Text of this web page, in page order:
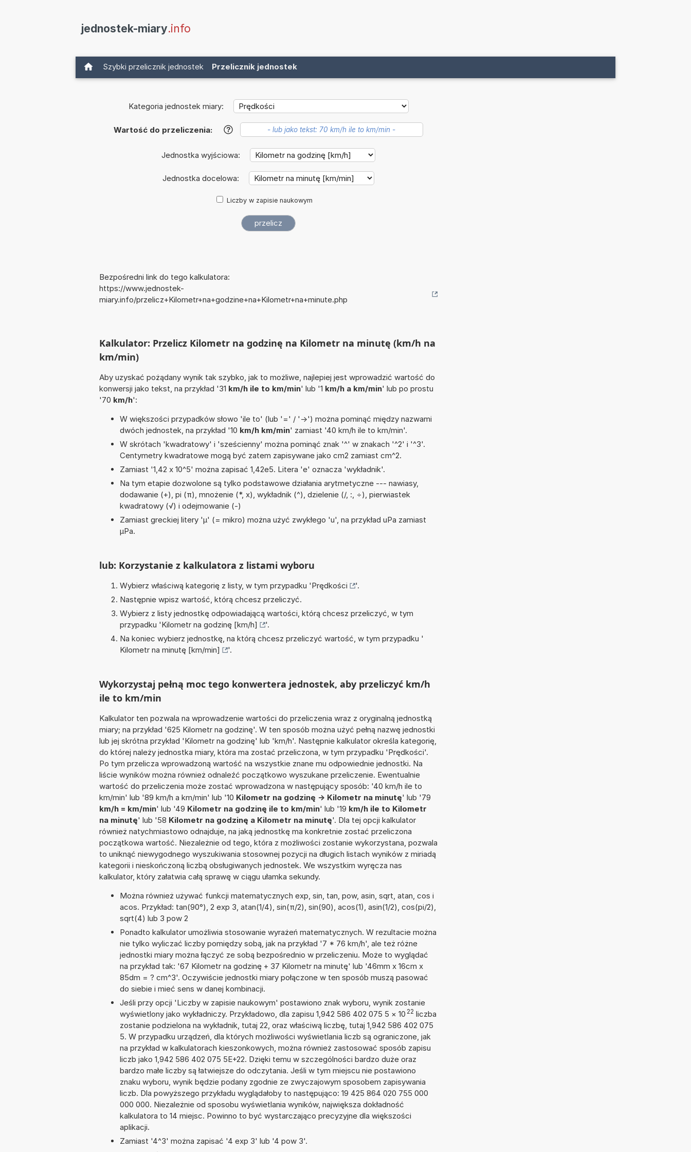
jednostek-miary.info
Szybki przelicznik jednostek Przelicznik jednostek
Kategoria jednostek miary:
Wartość do przeliczenia: ?
Jednostka wyjściowa:
Jednostka docelowa:
Liczby w zapisie naukowym
Bezpośredni link do tego kalkulatora:
https://www.jednostek-
miary.info/przelicz+Kilometr+na+godzine+na+Kilometr+na+minute.php
Kalkulator: Przelicz Kilometr na godzinę na Kilometr na minutę (km/h na
km/min)
Aby uzyskać pożądany wynik tak szybko, jak to możliwe, najlepiej jest wprowadzić wartość do
konwersji jako tekst, na przykład '31 km/h ile to km/min' lub '1 km/h a km/min' lub po prostu
'70 km/h':
W większości przypadków słowo 'ile to' (lub '=' / '->') można pominąć między nazwami
dwóch jednostek, na przykład '10 km/h km/min' zamiast '40 km/h ile to km/min'.
W skrótach 'kwadratowy' i 'sześcienny' można pominąć znak '^' w znakach '^2' i '^3'.
Centymetry kwadratowe mogą być zatem zapisywane jako cm2 zamiast cm^2.
Zamiast '1,42 x 10^5' można zapisać 1,42e5. Litera 'e' oznacza 'wykładnik'.
Na tym etapie dozwolone są tylko podstawowe działania arytmetyczne --- nawiasy,
dodawanie (+), pi (π), mnożenie (*, x), wykładnik (^), dzielenie (/, :, ÷), pierwiastek
kwadratowy (√) i odejmowanie (-)
Zamiast greckiej litery 'µ' (= mikro) można użyć zwykłego 'u', na przykład uPa zamiast
µPa.
lub: Korzystanie z kalkulatora z listami wyboru
Wybierz właściwą kategorię z listy, w tym przypadku 'Prędkości
'.
Następnie wpisz wartość, którą chcesz przeliczyć.
Wybierz z listy jednostkę odpowiadającą wartości, którą chcesz przeliczyć, w tym
przypadku 'Kilometr na godzinę [km/h]
'.
Na koniec wybierz jednostkę, na którą chcesz przeliczyć wartość, w tym przypadku '
Kilometr na minutę [km/min]
'.
Wykorzystaj pełną moc tego konwertera jednostek, aby przeliczyć km/h
ile to km/min
Kalkulator ten pozwala na wprowadzenie wartości do przeliczenia wraz z oryginalną jednostką
miary; na przykład '625 Kilometr na godzinę'. W ten sposób można użyć pełną nazwę jednostki
lub jej skrótna przykład 'Kilometr na godzinę' lub 'km/h'. Następnie kalkulator określa kategorię,
do której należy jednostka miary, która ma zostać przeliczona, w tym przypadku 'Prędkości'.
Po tym przelicza wprowadzoną wartość na wszystkie znane mu odpowiednie jednostki. Na
liście wyników można również odnaleźć początkowo wyszukane przeliczenie. Ewentualnie
wartość do przeliczenia może zostać wprowadzona w następujący sposób: '40 km/h ile to
km/min' lub '89 km/h a km/min' lub '10 Kilometr na godzinę -> Kilometr na minutę' lub '79
km/h = km/min' lub '49 Kilometr na godzinę ile to km/min' lub '19 km/h ile to Kilometr
na minutę' lub '58 Kilometr na godzinę a Kilometr na minutę'. Dla tej opcji kalkulator
również natychmiastowo odnajduje, na jaką jednostkę ma konkretnie zostać przeliczona
początkowa wartość. Niezależnie od tego, która z możliwości zostanie wykorzystana, pozwala
to uniknąć niewygodnego wyszukiwania stosownej pozycji na długich listach wyników z miriadą
kategorii i nieskończoną liczbą obsługiwanych jednostek. We wszystkim wyręcza nas
kalkulator, który załatwia całą sprawę w ciągu ułamka sekundy.
Można również używać funkcji matematycznych exp, sin, tan, pow, asin, sqrt, atan, cos i
acos. Przykład: tan(90°), 2 exp 3, atan(1/4), sin(π/2), sin(90), acos(1), asin(1/2), cos(pi/2),
sqrt(4) lub 3 pow 2
Ponadto kalkulator umożliwia stosowanie wyrażeń matematycznych. W rezultacie można
nie tylko wyliczać liczby pomiędzy sobą, jak na przykład '7 * 76 km/h', ale też różne
jednostki miary można łączyć ze sobą bezpośrednio w przeliczeniu. Może to wyglądać
na przykład tak: '67 Kilometr na godzinę + 37 Kilometr na minutę' lub '46mm x 16cm x
85dm = ? cm^3'. Oczywiście jednostki miary połączone w ten sposób muszą pasować
do siebie i mieć sens w danej kombinacji.
Jeśli przy opcji 'Liczby w zapisie naukowym' postawiono znak wyboru, wynik zostanie
wyświetlony jako wykładniczy. Przykładowo, dla zapisu 1,942 586 402 075 5 × 10 22 liczba
zostanie podzielona na wykładnik, tutaj 22, oraz właściwą liczbę, tutaj 1,942 586 402 075
5. W przypadku urządzeń, dla których możliwości wyświetlania liczb są ograniczone, jak
na przykład w kalkulatorach kieszonkowych, można również zastosować sposób zapisu
liczb jako 1,942 586 402 075 5E+22. Dzięki temu w szczególności bardzo duże oraz
bardzo małe liczby są łatwiejsze do odczytania. Jeśli w tym miejscu nie postawiono
znaku wyboru, wynik będzie podany zgodnie ze zwyczajowym sposobem zapisywania
liczb. Dla powyższego przykładu wyglądałoby to następująco: 19 425 864 020 755 000
000 000. Niezależnie od sposobu wyświetlania wyników, największa dokładność
kalkulatora to 14 miejsc. Powinno to być wystarczająco precyzyjne dla większości
aplikacji.
Zamiast '4^3' można zapisać '4 exp 3' lub '4 pow 3'.